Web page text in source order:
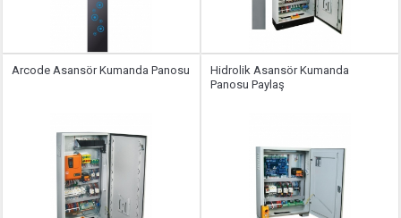
Arcode Asansör Kumanda Panosu
Hidrolik Asansör Kumanda
Panosu Paylaş